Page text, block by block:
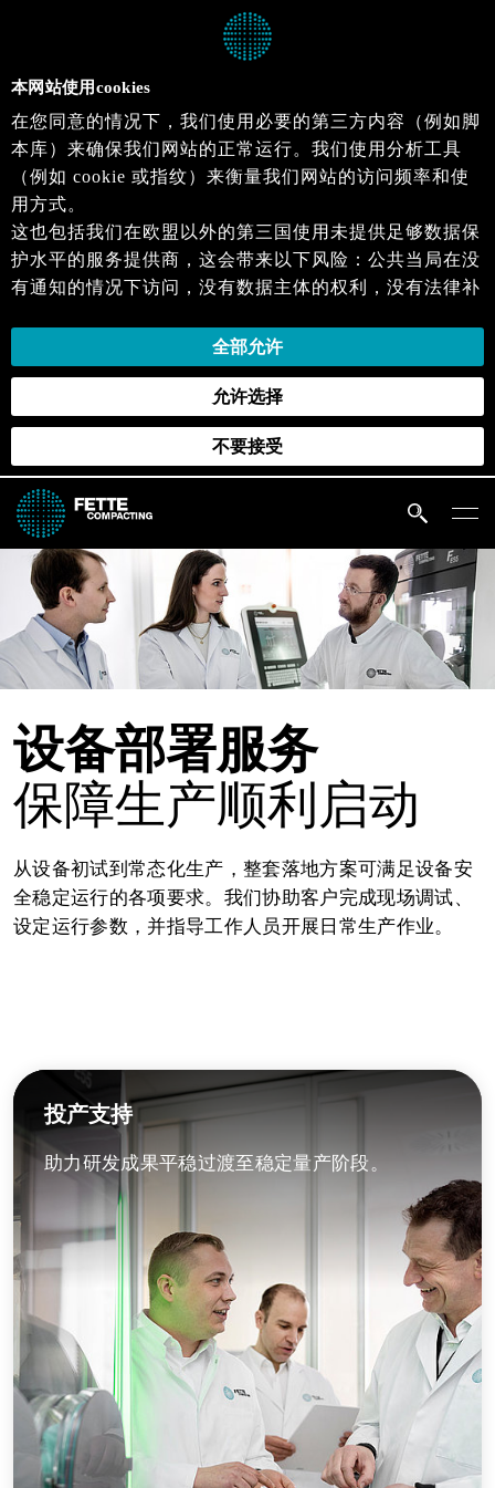
设备部署服务
保障生产顺利启动
从设备初试到常态化生产，整套落地方案可满足设备安
全稳定运行的各项要求。我们协助客户完成现场调试、
设定运行参数，并指导工作人员开展日常生产作业。
投产支持
助力研发成果平稳过渡至稳定量产阶段。
本网站使用cookies
在您同意的情况下，我们使用必要的第三方内容（例如脚
本库）来确保我们网站的正常运行。我们使用分析工具
（例如 cookie 或指纹）来衡量我们网站的访问频率和使
用方式。
这也包括我们在欧盟以外的第三国使用未提供足够数据保
护水平的服务提供商，这会带来以下风险：公共当局在没
有通知的情况下访问，没有数据主体的权利，没有法律补
当您同意时，即表示您同意上述活动。您可以撤回您的同
意，并在未来生效。详细信息可以在我们的隐私政策.中
全部允许
允许选择
不要接受